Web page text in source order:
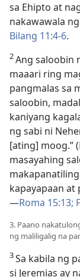
sa Ehipto at
nakawawala
Bilang 11:4-6.
2Ang saloobin
maaari ring
pangmalas sa
saloobin,
kaniyang
ng sabi ni
[ating] moog.” (
masayahing
kapayapaan at
—Roma 15:13;
3. Paano
ng maliligalig na
3Sa kabila ng
si Jeremias ay